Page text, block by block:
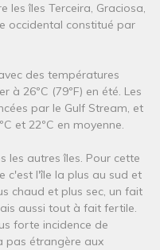
les îles Terceira, Graciosa,
occidental constitué par
des températures
à 26ºC (79ºF) en été. Les
par le Gulf Stream, et
et 22ºC en moyenne.
les autres îles. Pour cette
c'est l'île la plus au sud et
chaud et plus sec, un fait
aussi tout à fait fertile.
forte incidence de
pas étrangère aux